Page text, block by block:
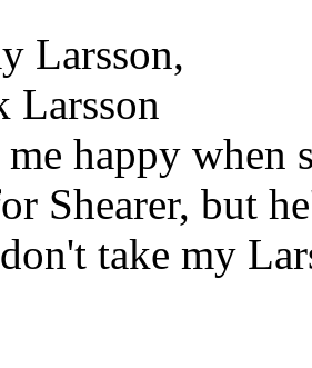
Larsson,
Larsson
happy when
Shearer, but
take my